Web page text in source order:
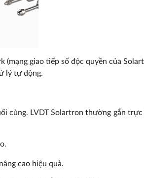
giao tiếp số độc quyền của
lý tự động.
cùng. LVDT Solartron thường gắn
cao hiệu quả.